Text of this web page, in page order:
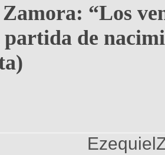
“Los
partida de